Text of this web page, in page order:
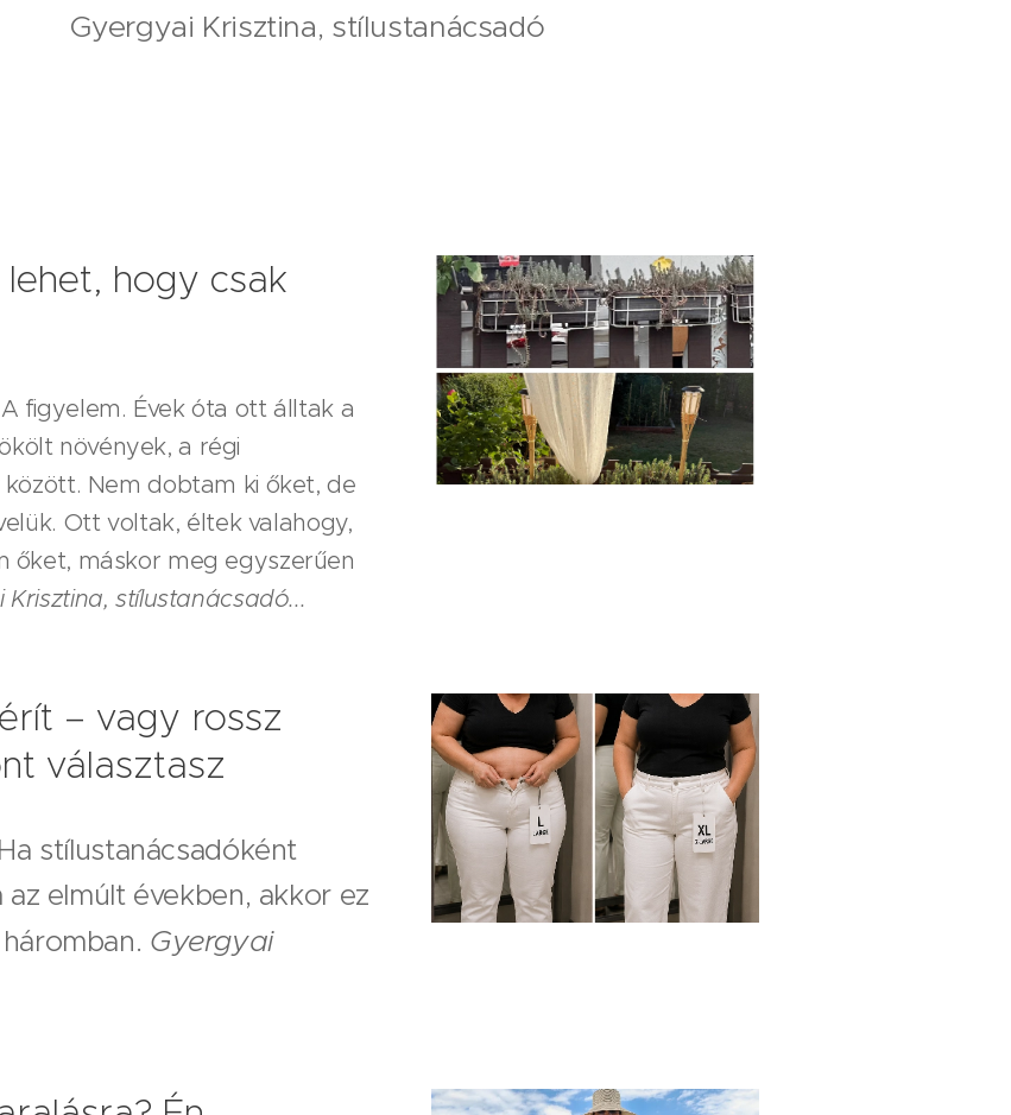
Gyergyai Krisztina, stílustanácsadó
hogy csak
figyelem. Évek óta ott álltak a
növények, a régi
Nem dobtam ki őket, de
Ott voltak, éltek valahogy,
őket, máskor meg egyszerűen
Krisztina, stílustanácsadó...
– vagy rossz
választasz
stílustanácsadóként
elmúlt években, akkor ez
Gyergyai